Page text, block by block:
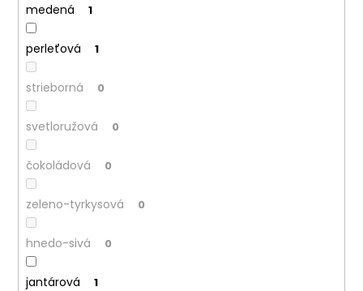
medená 1
perleťová 1
strieborná 0
svetloružová 0
čokoládová 0
zeleno-tyrkysová 0
hnedo-sivá 0
jantárová 1